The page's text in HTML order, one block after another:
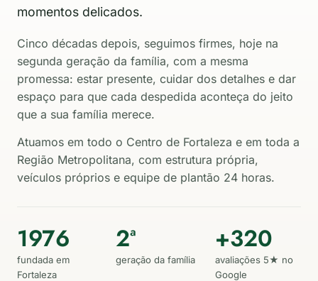
momentos delicados.
Cinco décadas depois, seguimos firmes, hoje na
segunda geração da família, com a mesma
promessa: estar presente, cuidar dos detalhes e dar
espaço para que cada despedida aconteça do jeito
que a sua família merece.
Atuamos em todo o Centro de Fortaleza e em toda a
Região Metropolitana, com estrutura própria,
veículos próprios e equipe de plantão 24 horas.
1976
fundada em
Fortaleza
2ª
geração da família
+320
avaliações 5★ no
Google